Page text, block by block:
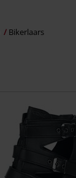
Bikerlaars